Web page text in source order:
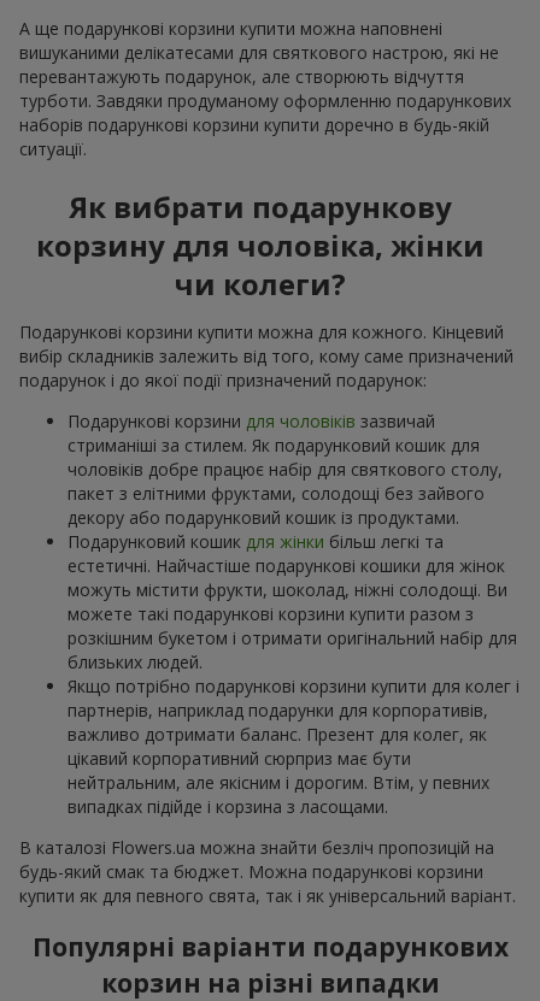
А ще подарункові корзини купити можна наповнені
вишуканими делікатесами для святкового настрою, які не
перевантажують подарунок, але створюють відчуття
турботи. Завдяки продуманому оформленню подарункових
наборів подарункові корзини купити доречно в будь-якій
ситуації.
Як вибрати подарункову
корзину для чоловіка, жінки
чи колеги?
Подарункові корзини купити можна для кожного. Кінцевий
вибір складників залежить від того, кому саме призначений
подарунок і до якої події призначений подарунок:
Подарункові корзини для чоловіків зазвичай
стриманіші за стилем. Як подарунковий кошик для
чоловіків добре працює набір для святкового столу,
пакет з елітними фруктами, солодощі без зайвого
декору або подарунковий кошик із продуктами.
Подарунковий кошик для жінки більш легкі та
естетичні. Найчастіше подарункові кошики для жінок
можуть містити фрукти, шоколад, ніжні солодощі. Ви
можете такі подарункові корзини купити разом з
розкішним букетом і отримати оригінальний набір для
близьких людей.
Якщо потрібно подарункові корзини купити для колег і
партнерів, наприклад подарунки для корпоративів,
важливо дотримати баланс. Презент для колег, як
цікавий корпоративний сюрприз має бути
нейтральним, але якісним і дорогим. Втім, у певних
випадках підійде і корзина з ласощами.
В каталозі Flowers.ua можна знайти безліч пропозицій на
будь-який смак та бюджет. Можна подарункові корзини
купити як для певного свята, так і як універсальний варіант.
Популярні варіанти подарункових
корзин на різні випадки